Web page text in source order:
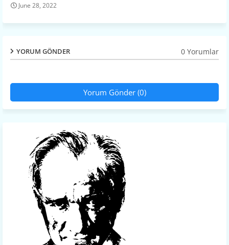
June 28, 2022
YORUM GÖNDER 0 Yorumlar
Yorum Gönder (0)